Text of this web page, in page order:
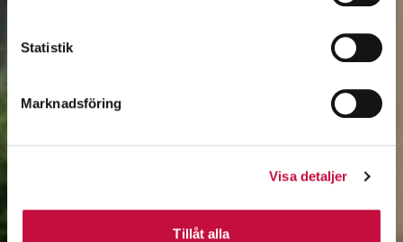
Statistik
Marknadsföring
Visa detaljer
Tillåt alla